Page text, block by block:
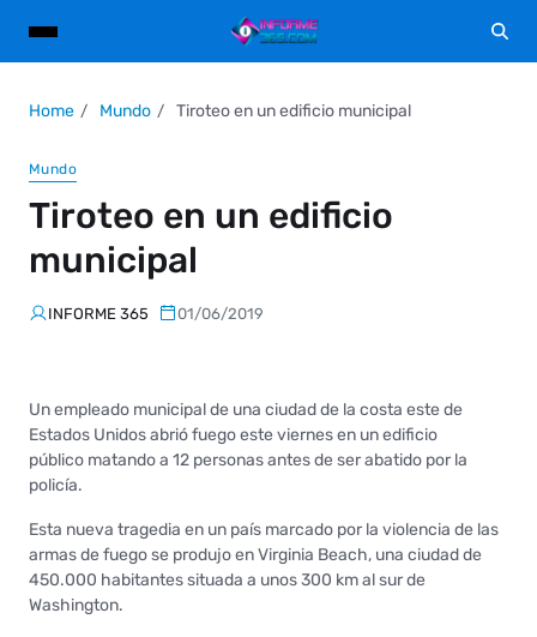
Home Mundo Tiroteo en un edificio municipal
Mundo
Tiroteo en un edificio
municipal
INFORME 365 01/06/2019
Un empleado municipal de una ciudad de la costa este de
Estados Unidos abrió fuego este viernes en un edificio
público matando a 12 personas antes de ser abatido por la
policía.
Esta nueva tragedia en un país marcado por la violencia de las
armas de fuego se produjo en Virginia Beach, una ciudad de
450.000 habitantes situada a unos 300 km al sur de
Washington.